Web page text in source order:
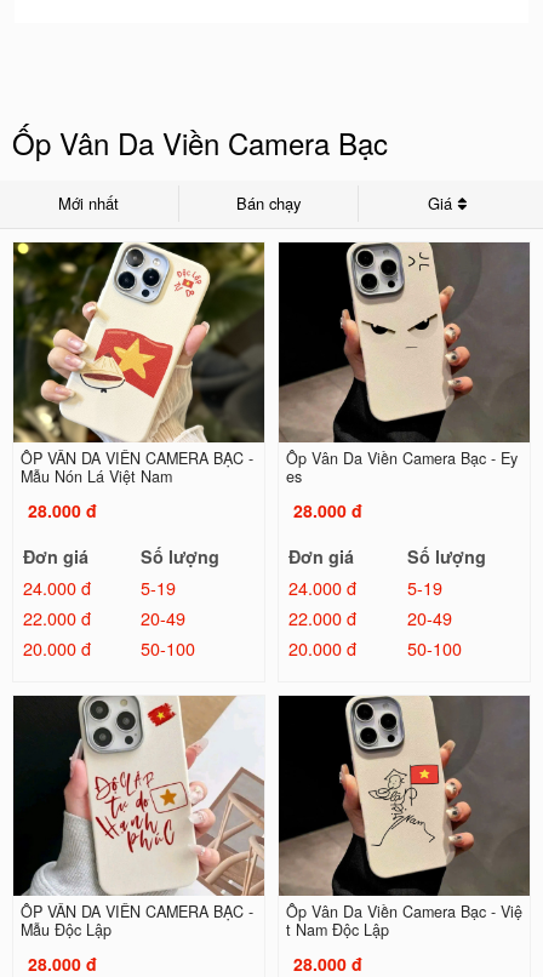
Ốp Vân Da Viền Camera Bạc
Mới nhất Bán chạy Giá
ỐP VÂN DA VIỀN CAMERA BẠC -
Mẫu Nón Lá Việt Nam
28.000 đ
Đơn giá
Số lượng
24.000 đ
5-19
22.000 đ
20-49
20.000 đ
50-100
Ốp Vân Da Viền Camera Bạc - Ey
es
28.000 đ
Đơn giá
Số lượng
24.000 đ
5-19
22.000 đ
20-49
20.000 đ
50-100
ỐP VÂN DA VIỀN CAMERA BẠC -
Mẫu Độc Lập
28.000 đ
Ốp Vân Da Viền Camera Bạc - Việ
t Nam Độc Lập
28.000 đ